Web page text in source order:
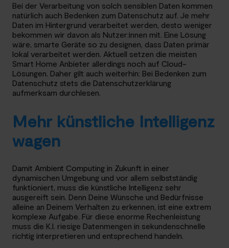
Bei der Verarbeitung von solch sensiblen Daten kommen
natürlich auch Bedenken zum Datenschutz auf. Je mehr
Daten im Hintergrund verarbeitet werden, desto weniger
bekommen wir davon als Nutzer:innen mit. Eine Lösung
wäre, smarte Geräte so zu designen, dass Daten primär
lokal verarbeitet werden. Aktuell setzen die meisten
Smart Home Anbieter allerdings noch auf Cloud-
Lösungen. Daher gilt auch weiterhin: Bei Bedenken zum
Datenschutz stets die Datenschutzerklärung
aufmerksam durchlesen.
Mehr künstliche Intelligenz
wagen
Damit Ambient Computing in Zukunft in einer
dynamischen Umgebung und vor allem selbstständig
funktioniert, muss die künstliche Intelligenz sehr
ausgereift sein. Denn Deine Wünsche und Bedürfnisse
alleine an Deinem Verhalten zu erkennen, ist eine extrem
komplexe Aufgabe. Für diese enorme Rechenleistung
muss die K.I. riesige Datenmengen in sekundenschnelle
richtig interpretieren und entsprechend handeln.